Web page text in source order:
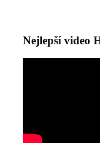
Nejlepší video